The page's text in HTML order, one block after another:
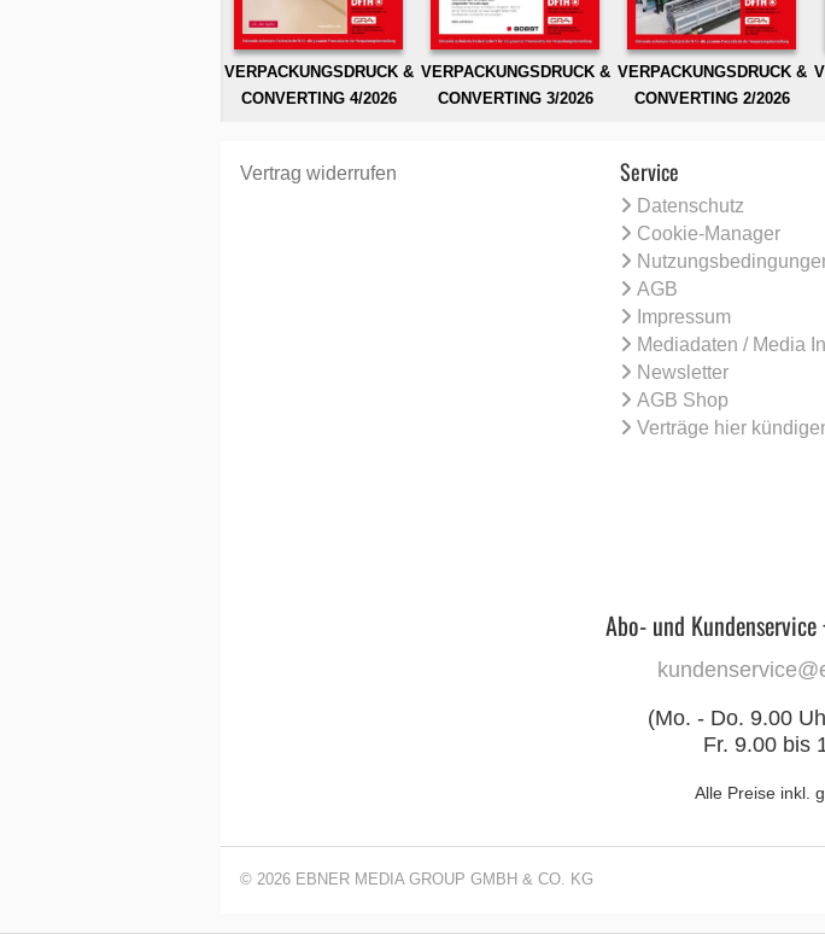
VERPACKUNGSDRUCK &
CONVERTING 4/2026
VERPACKUNGSDRUCK &
CONVERTING 3/2026
VERPACKUNGSDRUCK &
CONVERTING 2/2026
Vertrag widerrufen Service
Datenschutz
Cookie-Manager
AGB
Impressum
Mediadaten / Media
Newsletter
AGB Shop
Verträge hier
Abo- und
(Mo. - Do. 9.00
Fr. 9.00 bis
Alle Preise inkl.
© 2026 EBNER MEDIA GROUP GMBH & CO. KG